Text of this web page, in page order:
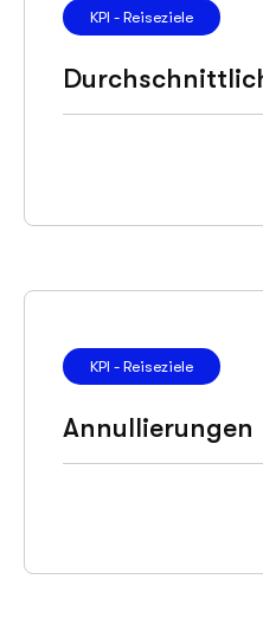
KPI - Reiseziele
KPI - Reiseziele
Annullierungen